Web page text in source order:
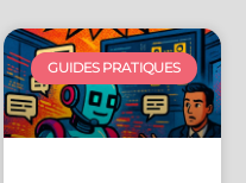
GUIDES PRATIQUES